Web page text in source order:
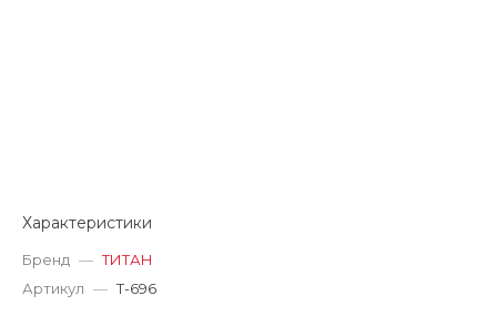
Характеристики
Бренд — ТИТАН
Артикул — T-696